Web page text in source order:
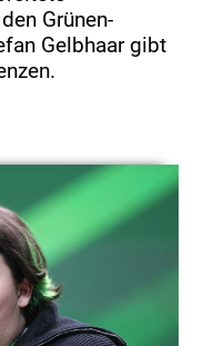
Grünen-
Gelbhaar gibt